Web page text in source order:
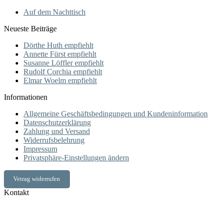
Auf dem Nachttisch
Neueste Beiträge
Dörthe Huth empfiehlt
Annette Fürst empfiehlt
Susanne Löffler empfiehlt
Rudolf Corchia empfiehlt
Elmar Woelm empfiehlt
Informationen
Allgemeine Geschäftsbedingungen und Kundeninformation
Datenschutzerklärung
Zahlung und Versand
Widerrufsbelehrung
Impressum
Privatsphäre-Einstellungen ändern
Vetrag widerrufen
Kontakt